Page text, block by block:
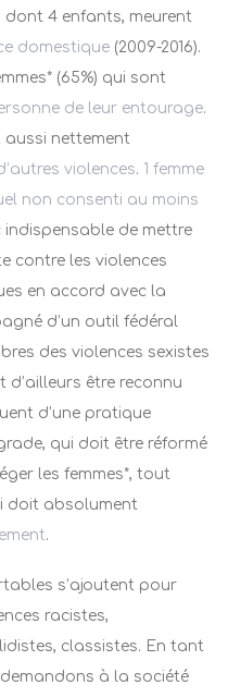
dont 4 enfants, meurent
domestique (2009-2016).
(65%) qui sont
de leur entourage.
aussi nettement
violences. 1 femme
non consenti au moins
indispensable de mettre
contre les violences
en accord avec la
d’un outil fédéral
des violences sexistes
d’ailleurs être reconnu
d’une pratique
qui doit être réformé
les femmes*, tout
doit absolument
.
s’ajoutent pour
racistes,
classistes. En tant
à la société